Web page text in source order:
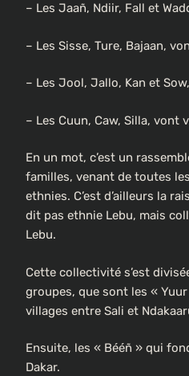
– Les Jaañ, Ndiir, Fall et
– Les Sisse, Ture, Bajaan,
– Les Jool, Jallo, Kan et
– Les Cuun, Caw, Silla, vont
En un mot, c’est un
familles, venant de toutes
ethnies. C’est d’ailleurs la
dit pas ethnie Lebu, mais
Lebu.
Cette collectivité s’est
groupes, que sont les «
villages entre Sali et
Ensuite, les « Bééñ » qui
Dakar.